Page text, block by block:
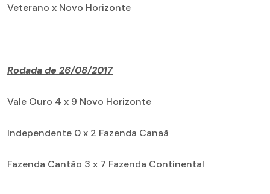
Veterano x Novo Horizonte
Rodada de 26/08/2017
Vale Ouro 4 x 9 Novo Horizonte
Independente 0 x 2 Fazenda Canaã
Fazenda Cantão 3 x 7 Fazenda Continental